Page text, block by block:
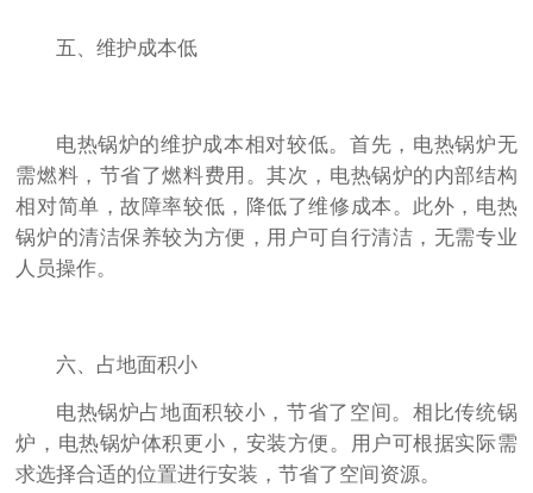
五、维护成本低
电热锅炉的维护成本相对较低。首先，电热锅炉无
需燃料，节省了燃料费用。其次，电热锅炉的内部结构
相对简单，故障率较低，降低了维修成本。此外，电热
锅炉的清洁保养较为方便，用户可自行清洁，无需专业
人员操作。
六、占地面积小
电热锅炉占地面积较小，节省了空间。相比传统锅
炉，电热锅炉体积更小，安装方便。用户可根据实际需
求选择合适的位置进行安装，节省了空间资源。